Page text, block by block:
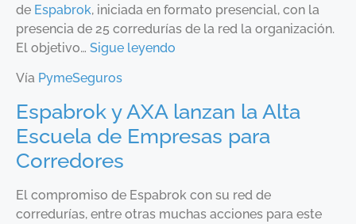
de Espabrok, iniciada en formato presencial, con la
presencia de 25 corredurías de la red la organización.
El objetivo… Sigue leyendo
Vía PymeSeguros
Espabrok y AXA lanzan la Alta
Escuela de Empresas para
Corredores
El compromiso de Espabrok con su red de
corredurías, entre otras muchas acciones para este